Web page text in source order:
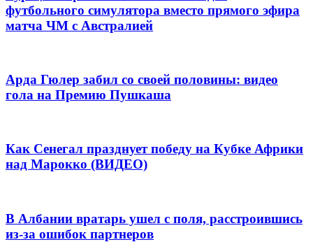
футбольного симулятора вместо прямого эфира
матча ЧМ с Австралией
Арда Гюлер забил со своей половины: видео
гола на Премию Пушкаша
Как Сенегал празднует победу на Кубке Африки
над Марокко (ВИДЕО)
В Албании вратарь ушел с поля, расстроившись
из-за ошибок партнеров